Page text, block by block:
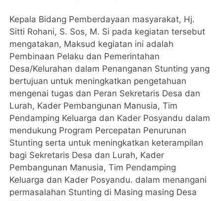
Kepala Bidang Pemberdayaan masyarakat, Hj.
Sitti Rohani, S. Sos, M. Si pada kegiatan tersebut
mengatakan, Maksud kegiatan ini adalah
Pembinaan Pelaku dan Pemerintahan
Desa/Kelurahan dalam Penanganan Stunting yang
bertujuan untuk meningkatkan pengetahuan
mengenai tugas dan Peran Sekretaris Desa dan
Lurah, Kader Pembangunan Manusia, Tim
Pendamping Keluarga dan Kader Posyandu dalam
mendukung Program Percepatan Penurunan
Stunting serta untuk meningkatkan keterampilan
bagi Sekretaris Desa dan Lurah, Kader
Pembangunan Manusia, Tim Pendamping
Keluarga dan Kader Posyandu. dalam menangani
permasalahan Stunting di Masing masing Desa